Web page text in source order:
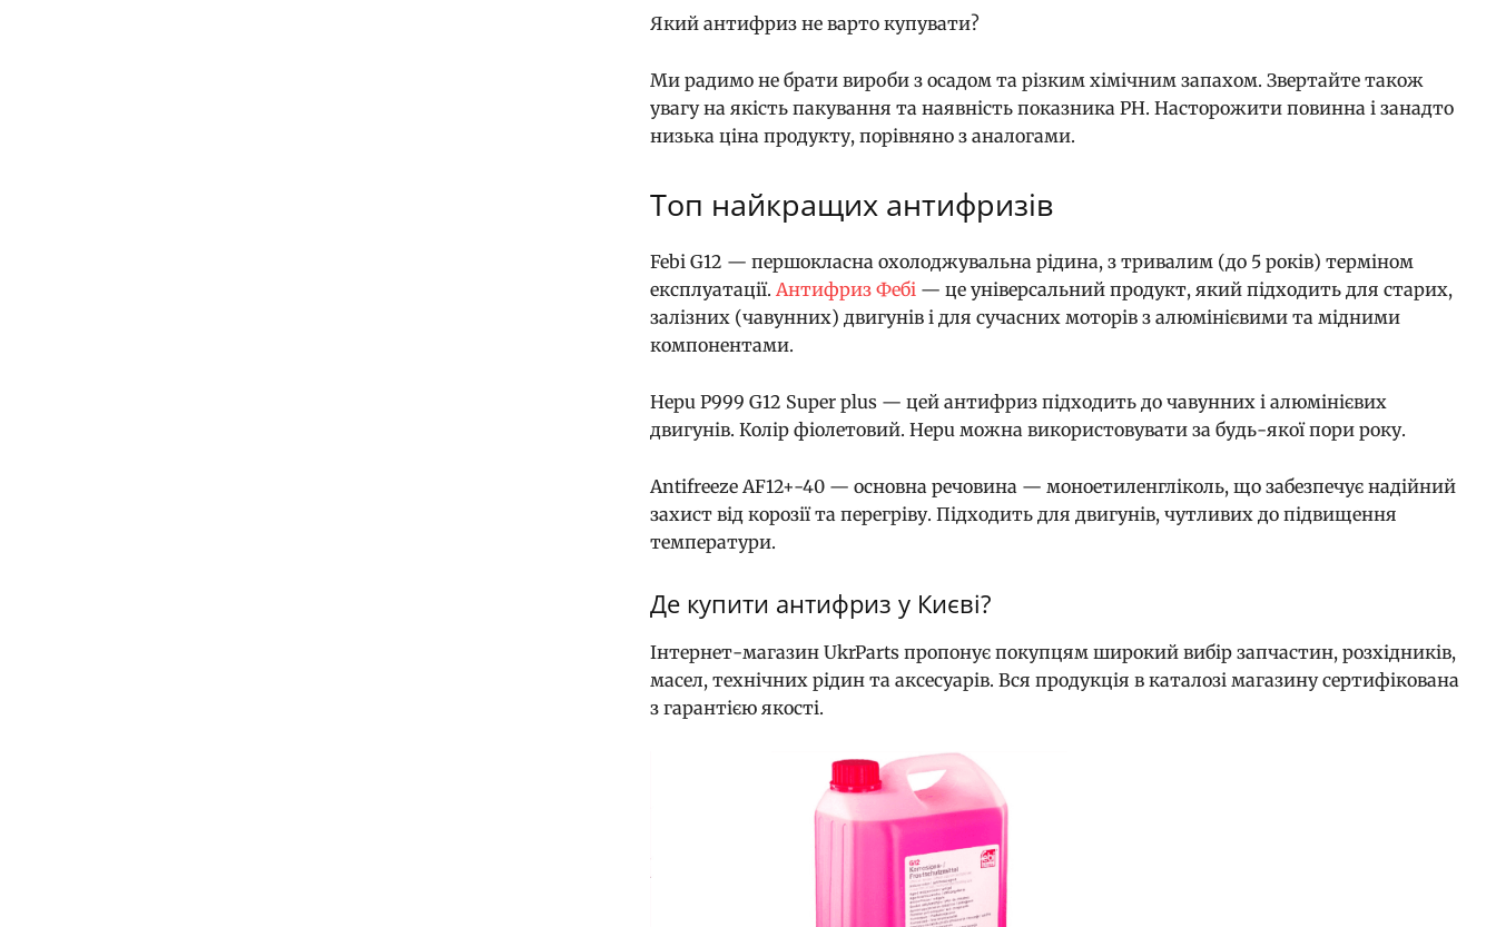
Який антифриз не варто купувати?
Ми радимо не брати вироби з осадом та різким хімічним запахом. Звертайте також
увагу на якість пакування та наявність показника PH. Насторожити повинна і занадто
низька ціна продукту, порівняно з аналогами.
Топ найкращих антифризів
Febi G12 — першокласна охолоджувальна рідина, з тривалим (до 5 років) терміном
експлуатації. Антифриз Фебі — це універсальний продукт, який підходить для старих,
залізних (чавунних) двигунів і для сучасних моторів з алюмінієвими та мідними
компонентами.
Hepu P999 G12 Super plus — цей антифриз підходить до чавунних і алюмінієвих
двигунів. Колір фіолетовий. Hepu можна використовувати за будь-якої пори року.
Antifreeze AF12+-40 — основна речовина — моноетиленгліколь, що забезпечує надійний
захист від корозії та перегріву. Підходить для двигунів, чутливих до підвищення
температури.
Де купити антифриз у Києві?
Інтернет-магазин UkrParts пропонує покупцям широкий вибір запчастин, розхідників,
масел, технічних рідин та аксесуарів. Вся продукція в каталозі магазину сертифікована
з гарантією якості.